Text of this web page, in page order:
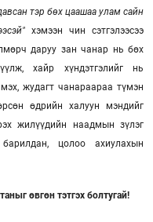
тэр бөх цаашаа улам сайн
хэмээн чин сэтгэлээсээ
даруу зан чанар нь бөх
хайр хүндэтгэлийг нь
жудагт чанараараа түмэн
өдрийн халуун мэндийг
жилүүдийн наадмын зүлэг
цолоо ахиулахын
өвгөн тэтгэх болтугай!